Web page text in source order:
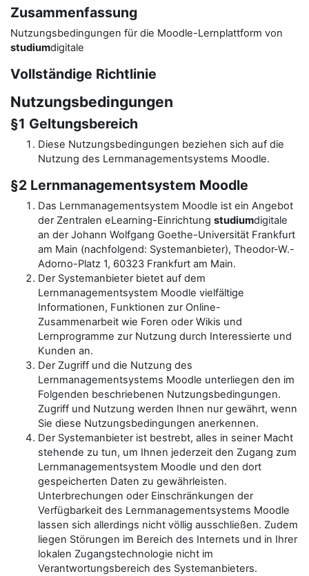
Zusammenfassung
Nutzungsbedingungen für die Moodle-Lernplattform von
studiumdigitale
Vollständige Richtlinie
Nutzungsbedingungen
§1 Geltungsbereich
Diese Nutzungsbedingungen beziehen sich auf die
Nutzung des Lernmanagementsystems Moodle.
§2 Lernmanagementsystem Moodle
Das Lernmanagementsystem Moodle ist ein Angebot
der Zentralen eLearning-Einrichtung studiumdigitale
an der Johann Wolfgang Goethe-Universität Frankfurt
am Main (nachfolgend: Systemanbieter), Theodor-W.-
Adorno-Platz 1, 60323 Frankfurt am Main.
Der Systemanbieter bietet auf dem
Lernmanagementsystem Moodle vielfältige
Informationen, Funktionen zur Online-
Zusammenarbeit wie Foren oder Wikis und
Lernprogramme zur Nutzung durch Interessierte und
Kunden an.
Der Zugriff und die Nutzung des
Lernmanagementsystems Moodle unterliegen den im
Folgenden beschriebenen Nutzungsbedingungen.
Zugriff und Nutzung werden Ihnen nur gewährt, wenn
Sie diese Nutzungsbedingungen anerkennen.
Der Systemanbieter ist bestrebt, alles in seiner Macht
stehende zu tun, um Ihnen jederzeit den Zugang zum
Lernmanagementsystem Moodle und den dort
gespeicherten Daten zu gewährleisten.
Unterbrechungen oder Einschränkungen der
Verfügbarkeit des Lernmanagementsystems Moodle
lassen sich allerdings nicht völlig ausschließen. Zudem
liegen Störungen im Bereich des Internets und in Ihrer
lokalen Zugangstechnologie nicht im
Verantwortungsbereich des Systemanbieters.